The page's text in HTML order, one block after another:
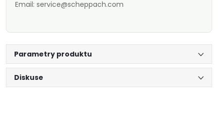
Email: service@scheppach.com
Parametry produktu
Diskuse